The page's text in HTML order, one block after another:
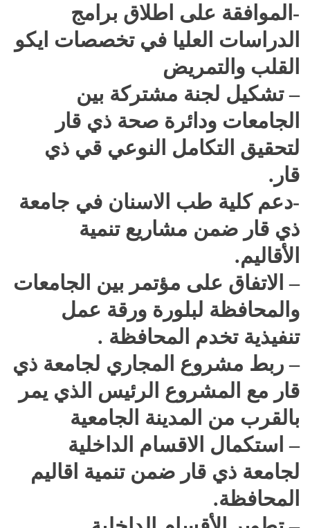
-الموافقة على اطلاق برامج
الدراسات العليا في تخصصات ايكو
القلب والتمريض
– تشكيل لجنة مشتركة بين
الجامعات ودائرة صحة ذي قار
لتحقيق التكامل النوعي قي ذي
قار.
-دعم كلية طب الاسنان في جامعة
ذي قار ضمن مشاريع تنمية
الأقاليم.
– الاتفاق على مؤتمر بين الجامعات
والمحافظة لبلورة ورقة عمل
تنفيذية تخدم المحافظة .
– ربط مشروع المجاري لجامعة ذي
قار مع المشروع الرئيس الذي يمر
بالقرب من المدينة الجامعية
– استكمال الاقسام الداخلية
لجامعة ذي قار ضمن تنمية اقاليم
المحافظة.